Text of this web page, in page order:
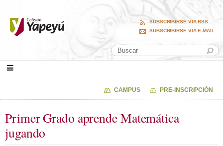
SUBSCRIBIRSE VIA RSS
SUBSCRIBIRSE VIA E-MAIL
CAMPUS PRE-INSCRIPCIÓN
Primer Grado aprende Matemática
jugando